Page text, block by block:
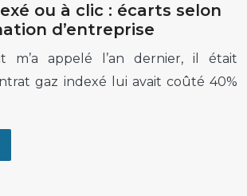
ou à clic : écarts selon
d’entreprise
m’a appelé l’an dernier, il était
gaz indexé lui avait coûté 40%